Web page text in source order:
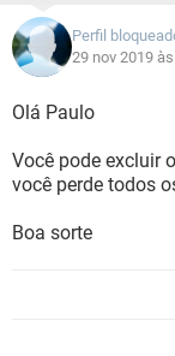
Perfil
29 nov 2019
Olá Paulo
Você pode excluir
você perde todos
Boa sorte